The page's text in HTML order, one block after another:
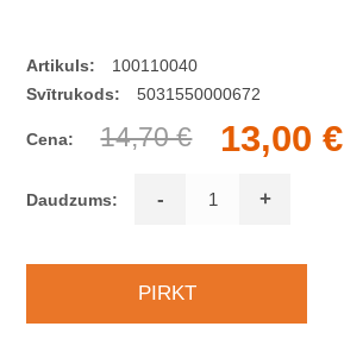
Artikuls:
100110040
Svītrukods:
5031550000672
Cena: 14,70 € 13,00 €
Daudzums: - +